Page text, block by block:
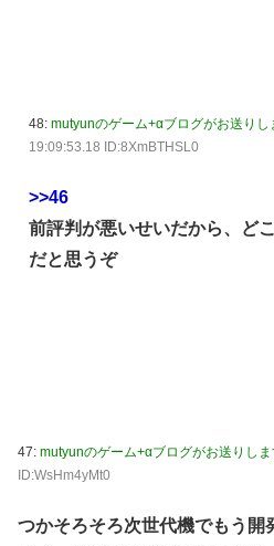
48: mutyunのゲーム+αブログがお送りし
19:09:53.18 ID:8XmBTHSL0
>>46
前評判が悪いせいだから、ど
だと思うぞ
47: mutyunのゲーム+αブログがお送りしま
ID:WsHm4yMt0
つかそろそろ次世代機でもう開